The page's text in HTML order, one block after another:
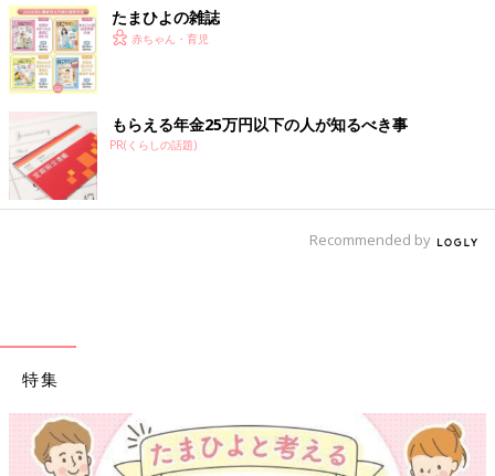
たまひよの雑誌
赤ちゃん・育児
もらえる年金25万円以下の人が知るべき事
PR(くらしの話題)
Recommended by
特集